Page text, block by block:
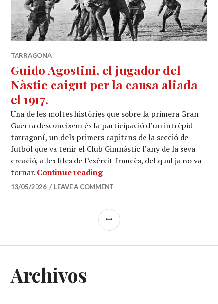
TARRAGONA
Guido Agostini, el jugador del
Nàstic caigut per la causa aliada
el 1917.
Una de les moltes històries que sobre la primera Gran
Guerra desconeixem és la participació d’un intrèpid
tarragoní, un dels primers capitans de la secció de
futbol que va tenir el Club Gimnàstic l’any de la seva
creació, a les files de l’exèrcit francès, del qual ja no va
tornar. Continue readingGuido Agostini, el jugador del
13/05/2026 LEAVE A COMMENT
SIDEBAR
Archivos